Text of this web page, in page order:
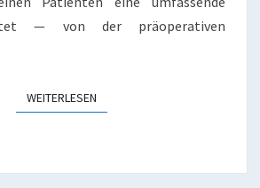
— von der präoperativen
WEITERLESENWEITERLESEN